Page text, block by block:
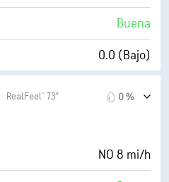
0 (Oscuro)
44 %
Buena
0.0 (Bajo)
53° F
RealFeel® 73° 0 %
NO 8 mi/h